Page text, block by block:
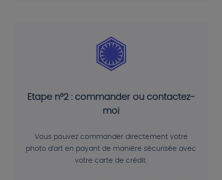
Etape n°2 : commander ou contactez-
moi
Vous pouvez commander directement votre
photo d'art en payant de manière sécurisée avec
votre carte de crédit.